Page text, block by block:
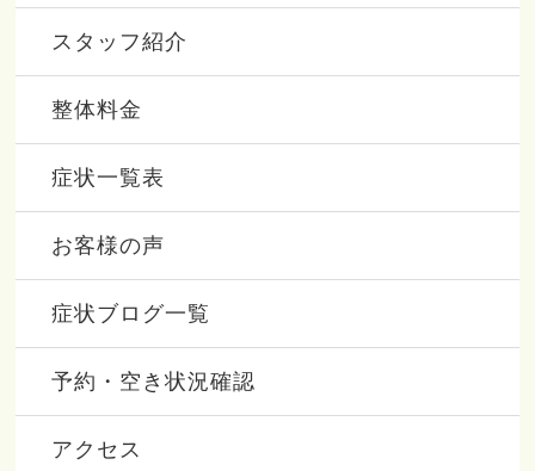
スタッフ紹介
整体料金
症状一覧表
お客様の声
症状ブログ一覧
予約・空き状況確認
アクセス